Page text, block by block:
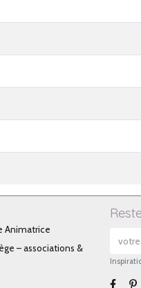
Animatrice
– associations &